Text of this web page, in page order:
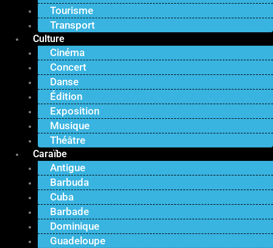
Tourisme
Transport
Culture
Cinéma
Concert
Danse
Édition
Exposition
Musique
Théâtre
Caraïbe
Antigue
Barbuda
Cuba
Barbade
Dominique
Guadeloupe